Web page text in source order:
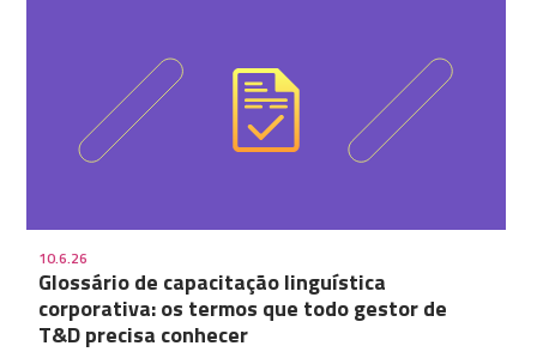
10.6.26
Glossário de capacitação linguística
corporativa: os termos que todo gestor de
T&D precisa conhecer